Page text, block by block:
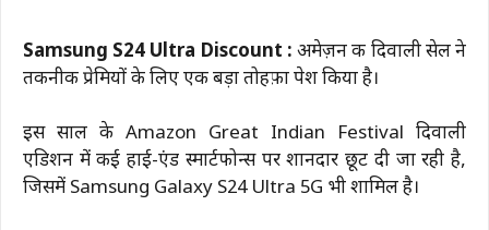
Samsung S24 Ultra Discount :अमेज़न की दिवाली सेल ने
तकनीक प्रेमियों के लिए एक बड़ा तोहफ़ा पेश किया है।
इस साल के Amazon Great Indian Festival दिवाली
एडिशन में कई हाई-एंड स्मार्टफोन्स पर शानदार छूट दी जा रही है,
जिसमें Samsung Galaxy S24 Ultra 5G भी शामिल है।